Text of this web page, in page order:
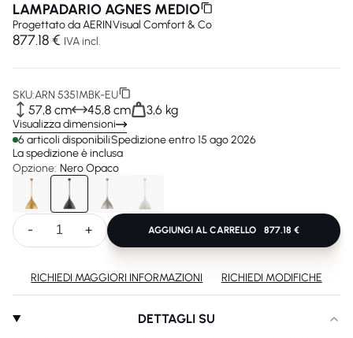
DETTAGLI SU
LAMPADARIO AGNES MEDIO
Progettato daAERINVisual Comfort & Co
877.18 € IVA incl.
SKU:ARN 5351MBK-EU
57,8 cm 45,8 cm 3,6 kg
Visualizza dimensioni
6 articoli disponibiliSpedizione entro 15 ago 2026
La spedizione è inclusa
Opzione: Nero Opaco
- + AGGIUNGI AL CARRELLO 877.18 €
RICHIEDI MAGGIORI INFORMAZIONI RICHIEDI MODIFICHE